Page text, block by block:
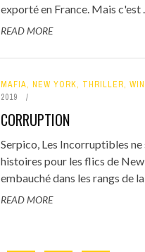
exporté en France. Mais c'est
READ MORE
MAFIA, NEW YORK, THRILLER,
2019
CORRUPTION
Serpico, Les Incorruptibles
histoires pour les flics de
embauché dans les rangs de
READ MORE